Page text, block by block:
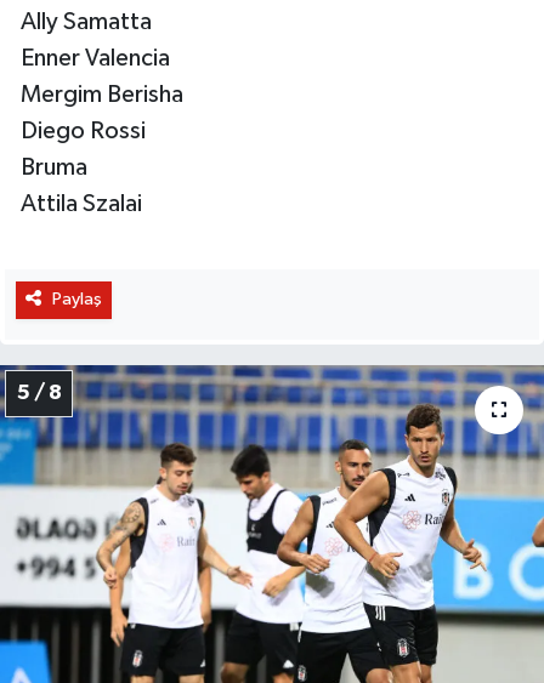
Ally Samatta
Enner Valencia
Mergim Berisha
Diego Rossi
Bruma
Attila Szalai
Paylaş
5 / 8